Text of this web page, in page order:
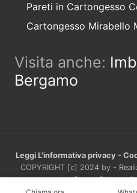
Pareti in Cartongesso
Cartongesso Mirabello
Visita anche:
Bergamo
Leggi L'informativa privacy -
COPYRIGHT [c] 2024 by -
Group